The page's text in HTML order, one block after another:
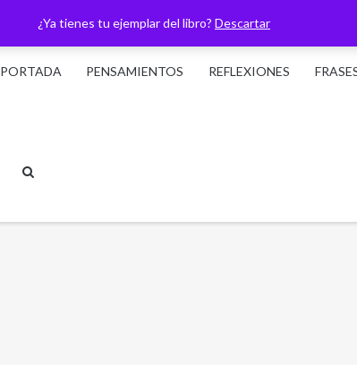
¿Ya tienes tu ejemplar del libro? Descartar
PORTADA
PENSAMIENTOS REFLEXIONES